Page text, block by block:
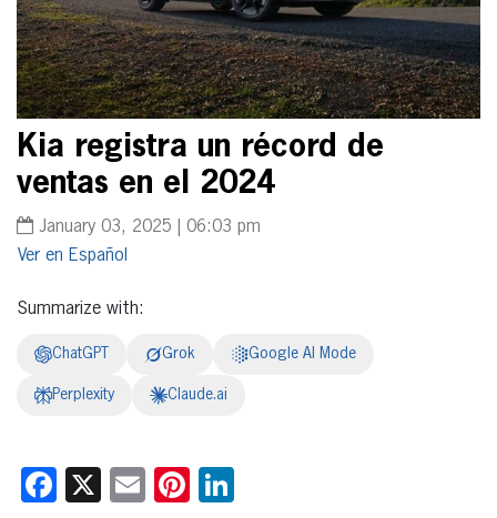
Kia registra un récord de
ventas en el 2024
January 03, 2025 | 06:03 pm
Español
Summarize with:
ChatGPT Grok Google AI Mode
Perplexity Claude.ai
Facebook
X EmailPinterest